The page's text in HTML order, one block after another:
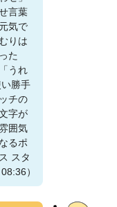
言葉
気で
りは
た
うれ
勝手
チの
字が
囲気
るポ
スタ
）